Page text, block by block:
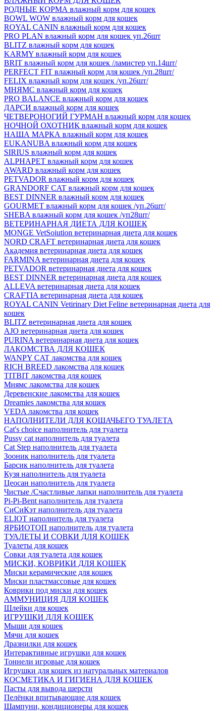
РОДНЫЕ КОРМА влажный корм для кошек
BOWL WOW влажный корм для кошек
ROYAL CANIN влажный корм для кошек
PRO PLAN влажный корм для кошек уп.26шт
BLITZ влажный корм для кошек
KARMY влажный корм для кошек
BRIT влажный корм для кошек /ламистер уп.14шт/
PERFECT FIT влажный корм для кошек /уп.28шт/
FELIX влажный корм для кошек /уп.26шт/
МНЯМС влажный корм для кошек
PRO BALANCE влажный корм для кошек
ДАРСИ влажный корм для кошек
ЧЕТВЕРОНОГИЙ ГУРМАН влажный корм для кошек
НОЧНОЙ ОХОТНИК влажный корм для кошек
НАША МАРКА влажный корм для кошек
EUKANUBA влажный корм для кошек
SIRIUS влажный корм для кошек
ALPHAPET влажный корм для кошек
AWARD влажный корм для кошек
PETVADOR влажный корм для кошек
GRANDORF CAT влажный корм для кошек
BEST DINNER влажный корм для кошек
GOURMET влажный корм для кошек /уп.26шт/
SHEBA влажный корм для кошек /уп28шт/
ВЕТЕРИНАРНАЯ ДИЕТА ДЛЯ КОШЕК
MONGE VetSoiution ветеринарная диета для кошек
NORD CRAFT ветеринарная диета для кошек
Академия ветеринарная диета для кошек
FARMINA ветеринарная диета для кошек
PETVADOR ветеринарная диета для кошек
BEST DINNER ветеринарная диета для кошек
ALLEVA ветеринарная диета для кошек
CRAFTIA ветеринарная диета для кошек
ROYAL CANIN Vetirinary Diet Feline ветеринарная диета для
кошек
BLITZ ветеринарная диета для кошек
AJO ветеринарная диета для кошек
PURINA ветеринарная диета для кошек
ЛАКОМСТВА ДЛЯ КОШЕК
WANPY CAT лакомства для кошек
RICH BREED лакомства для кошек
TITBIT лакомства для кошек
Мнямс лакомства для кошек
Деревенские лакомства для кошек
Dreamies лакомства для кошек
VEDA лакомства для кошек
НАПОЛНИТЕЛИ ДЛЯ КОШАЧЬЕГО ТУАЛЕТА
Cat's choice наполнитель для туалета
Pussy cat наполнитель для туалета
Cat Step наполнитель для туалета
Зооник наполнитель для туалета
Барсик наполнитель для туалета
Кузя наполнитель для туалета
Цеосан наполнитель для туалета
Чистые /Счастливые лапки наполнитель для туалета
Pi-Pi-Bent наполнитель для туалета
СиСиКэт наполнитель для туалета
ELIOT наполнитель для туалета
ЯРБИОТОП наполнитель для туалета
ТУАЛЕТЫ И СОВКИ ДЛЯ КОШЕК
Туалеты для кошек
Совки для туалета для кошек
МИСКИ, КОВРИКИ ДЛЯ КОШЕК
Миски керамические для кошек
Миски пластмассовые для кошек
Коврики под миски для кошек
АММУНИЦИЯ ДЛЯ КОШЕК
Шлейки для кошек
ИГРУШКИ ДЛЯ КОШЕК
Мыши для кошек
Мячи для кошек
Дразнилки для кошек
Интерактивные игрушки для кошек
Тоннели игровые для кошек
Игрушки для кошек из натуральных материалов
КОСМЕТИКА И ГИГИЕНА ДЛЯ КОШЕК
Пасты для вывода шерсти
Пелёнки впитывающие для кошек
Шампуни, кондиционеры для кошек